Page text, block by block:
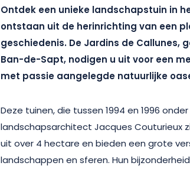
Ontdek een unieke landschapstuin in
ontstaan uit de herinrichting van een
geschiedenis. De Jardins de Callunes,
Ban-de-Sapt, nodigen u uit voor een
met passie aangelegde natuurlijke
Deze tuinen, die tussen 1994 en 1996
landschapsarchitect Jacques Couturieux
uit over 4 hectare en bieden een grote
landschappen en sferen. Hun